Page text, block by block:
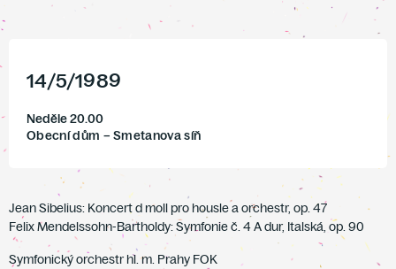
14/5/1989
Neděle 20.00
Obecní dům – Smetanova síň
Jean Sibelius: Koncert d moll pro housle a orchestr, op. 47
Felix Mendelssohn-Bartholdy: Symfonie č. 4 A dur, Italská, op. 90
Symfonický orchestr hl. m. Prahy FOK